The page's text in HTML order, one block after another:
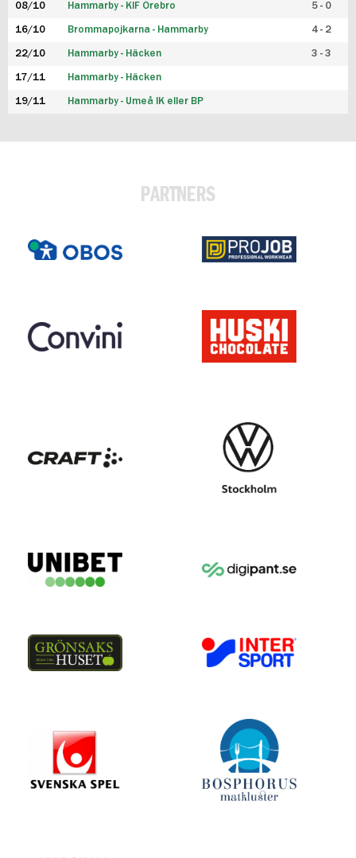
08/10 Hammarby - KIF Örebro 5 - 0
16/10 Brommapojkarna - Hammarby 4 - 2
22/10 Hammarby - Häcken 3 - 3
17/11 Hammarby - Häcken
19/11 Hammarby - Umeå IK eller BP
PARTNERS